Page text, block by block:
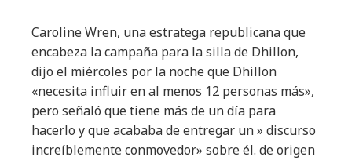
Caroline Wren, una estratega republicana que
encabeza la campaña para la silla de Dhillon,
dijo el miércoles por la noche que Dhillon
«necesita influir en al menos 12 personas más»,
pero señaló que tiene más de un día para
hacerlo y que acababa de entregar un » discurso
increíblemente conmovedor» sobre él. de origen